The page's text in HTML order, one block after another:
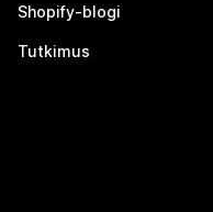
Shopify-blogi
Tutkimus